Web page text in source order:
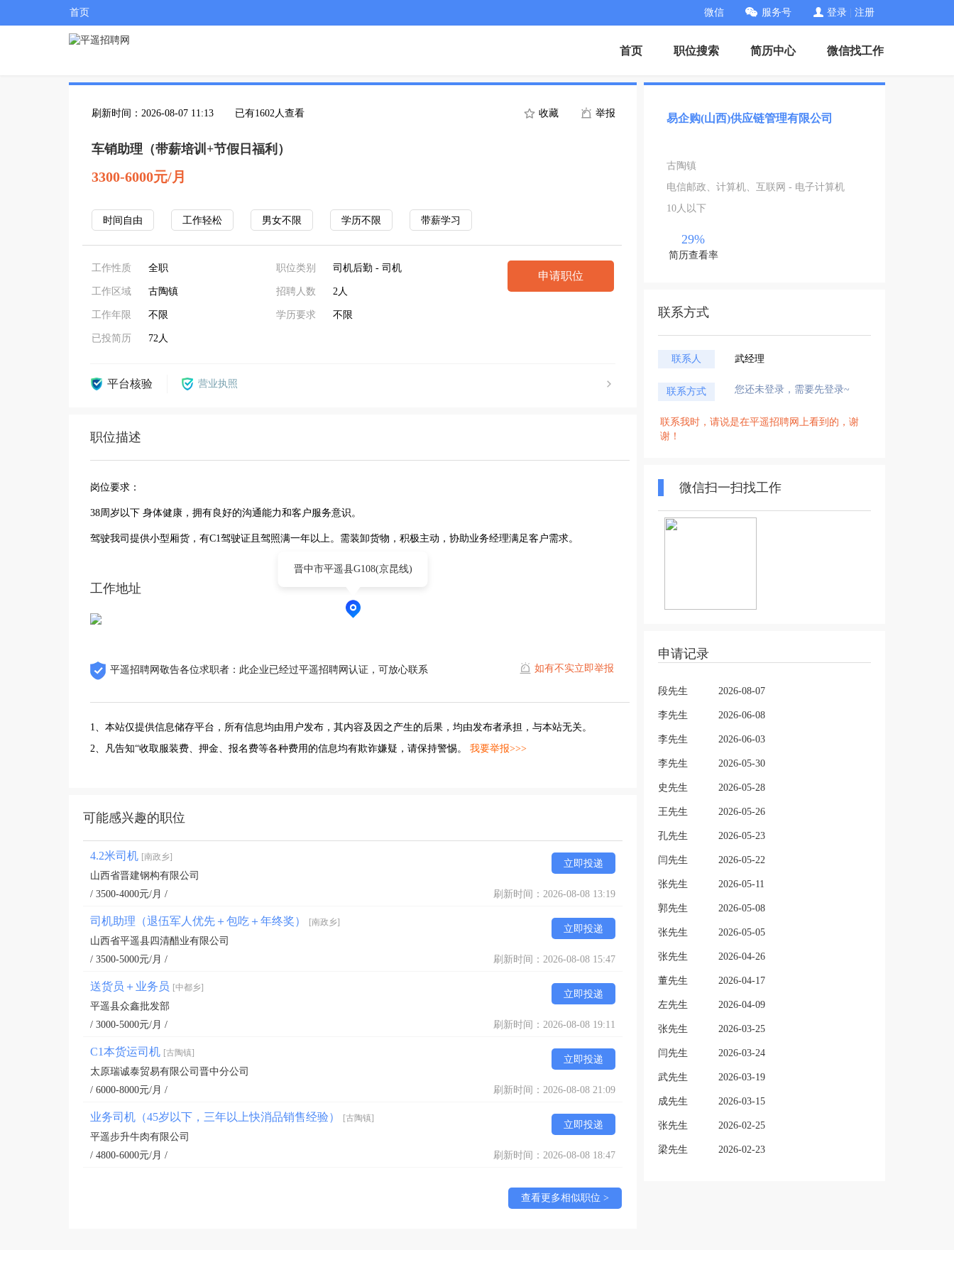
首页 微信 服务号 登录 注册
首页 职位搜索 简历中心 微信找工作
刷新时间：2026-08-07 11:13 已有1602人查看 收藏 举报
车销助理（带薪培训+节假日福利）
3300-6000元/月
时间自由 工作轻松 男女不限 学历不限 带薪学习
工作性质 全职
工作区域 古陶镇
工作年限 不限
已投简历 72人
职位类别 司机后勤 - 司机
招聘人数 2人
学历要求 不限
申请职位
平台核验 营业执照
职位描述
岗位要求：
38周岁以下 身体健康，拥有良好的沟通能力和客户服务意识。
驾驶我司提供小型厢货，有C1驾驶证且驾照满一年以上。需装卸货物，积极主动，协助业务经理满足客户需求。
工作地址
晋中市平遥县G108(京昆线)
平遥招聘网敬告各位求职者：此企业已经过平遥招聘网认证，可放心联系 如有不实立即举报
1、本站仅提供信息储存平台，所有信息均由用户发布，其内容及因之产生的后果，均由发布者承担，与本站无关。
2、凡告知“收取服装费、押金、报名费等各种费用的信息均有欺诈嫌疑，请保持警惕。 我要举报>>>
可能感兴趣的职位
4.2米司机 [南政乡]
立即投递
山西省晋建钢构有限公司
/ 3500-4000元/月 /
刷新时间：2026-08-08 13:19
司机助理（退伍军人优先＋包吃＋年终奖） [南政乡]
立即投递
山西省平遥县四清醋业有限公司
/ 3500-5000元/月 /
刷新时间：2026-08-08 15:47
送货员＋业务员 [中都乡]
立即投递
平遥县众鑫批发部
/ 3000-5000元/月 /
刷新时间：2026-08-08 19:11
C1本货运司机 [古陶镇]
立即投递
太原瑞诚泰贸易有限公司晋中分公司
/ 6000-8000元/月 /
刷新时间：2026-08-08 21:09
业务司机（45岁以下，三年以上快消品销售经验） [古陶镇]
立即投递
平遥步升牛肉有限公司
/ 4800-6000元/月 /
刷新时间：2026-08-08 18:47
查看更多相似职位 >
易企购(山西)供应链管理有限公司
古陶镇
电信邮政、计算机、互联网 - 电子计算机
10人以下
29%
简历查看率
联系方式
联系人 武经理
联系方式 您还未登录，需要先登录~
联系我时，请说是在平遥招聘网上看到的，谢
谢！
微信扫一扫找工作
申请记录
段先生 2026-08-07
李先生 2026-06-08
李先生 2026-06-03
李先生 2026-05-30
史先生 2026-05-28
王先生 2026-05-26
孔先生 2026-05-23
闫先生 2026-05-22
张先生 2026-05-11
郭先生 2026-05-08
张先生 2026-05-05
张先生 2026-04-26
董先生 2026-04-17
左先生 2026-04-09
张先生 2026-03-25
闫先生 2026-03-24
武先生 2026-03-19
成先生 2026-03-15
张先生 2026-02-25
梁先生 2026-02-23